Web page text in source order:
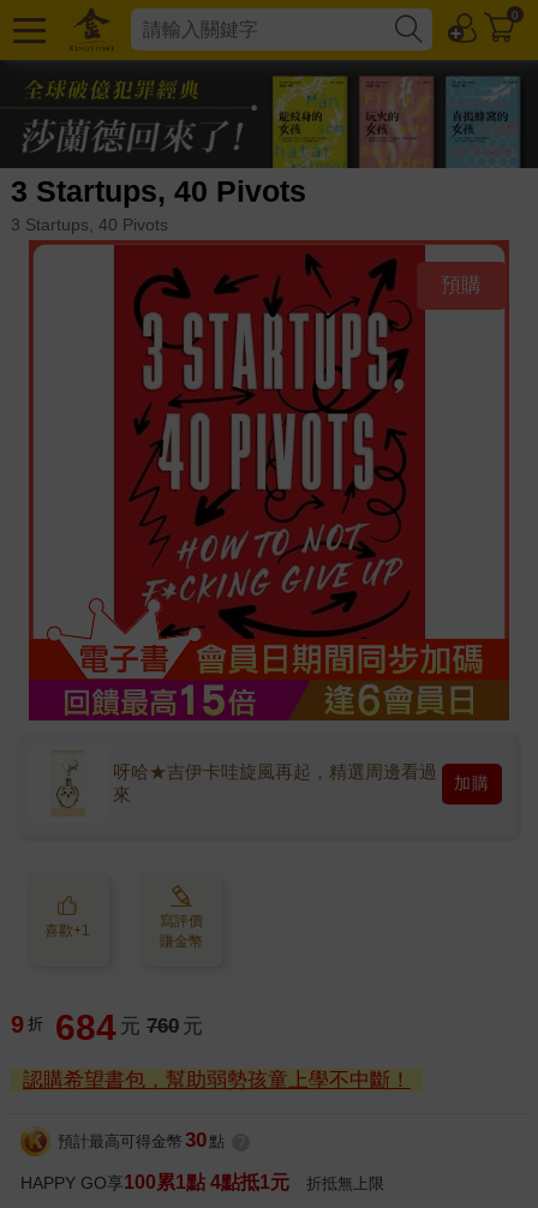
0
3 Startups, 40 Pivots
3 Startups, 40 Pivots
預購
呀哈★吉伊卡哇旋風再起，精選周邊看過
來
加購
喜歡+1
寫評價
賺金幣
9 折 684 元 760 元
認購希望書包，幫助弱勢孩童上學不中斷！
預計最高可得金幣 30 點
HAPPY GO享100累1點 4點抵1元 折抵無上限